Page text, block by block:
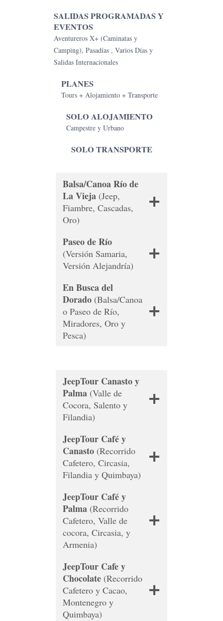
SALIDAS PROGRAMADAS Y
EVENTOS
Aventureros X+ (Caminatas y
Camping), Pasadías , Varios Días y
Salidas Internacionales
PLANES
Tours + Alojamiento + Transporte
SOLO ALOJAMIENTO
Campestre y Urbano
SOLO TRANSPORTE
Balsa/Canoa Río de
La Vieja (Jeep,
Fiambre, Cascadas,
Oro)
Paseo de Río
(Versión Samaria,
Versión Alejandría)
En Busca del
Dorado (Balsa/Canoa
o Paseo de Río,
Miradores, Oro y
Pesca)
JeepTour Canasto y
Palma (Valle de
Cocora, Salento y
Filandia)
JeepTour Café y
Canasto (Recorrido
Cafetero, Circasia,
Filandia y Quimbaya)
JeepTour Café y
Palma (Recorrido
Cafetero, Valle de
cocora, Circasia, y
Armenia)
JeepTour Cafe y
Chocolate (Recorrido
Cafetero y Cacao,
Montenegro y
Quimbaya)